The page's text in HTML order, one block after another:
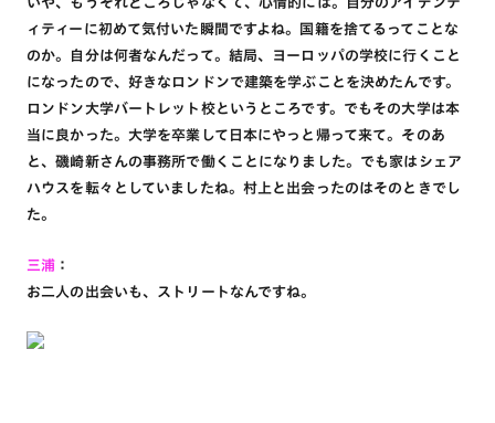
ィティーに初めて気付いた瞬間ですよね。国籍を捨てるってことな
のか。自分は何者なんだって。結局、ヨーロッパの学校に行くこと
になったので、好きなロンドンで建築を学ぶことを決めたんです。
ロンドン大学バートレット校というところです。でもその大学は本
当に良かった。大学を卒業して日本にやっと帰って来て。そのあ
と、磯崎新さんの事務所で働くことになりました。でも家はシェア
ハウスを転々としていましたね。村上と出会ったのはそのときでし
た。
三浦 ：
お二人の出会いも、ストリートなんですね。